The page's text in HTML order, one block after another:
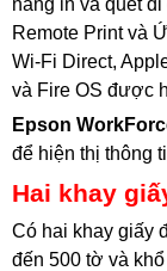
Remote Print và
Wi-Fi Direct,
và Fire OS được
Epson
để hiện thị thông
Hai khay
Có hai khay giấy
đến 500 tờ và